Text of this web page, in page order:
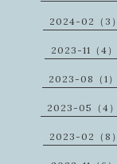
2024-02（3）
2023-11（4）
2023-08（1）
2023-05（4）
2023-02（8）